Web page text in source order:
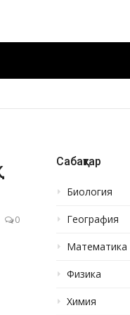
0
Сабақтар
Биология
География
Математика
Физика
Химия